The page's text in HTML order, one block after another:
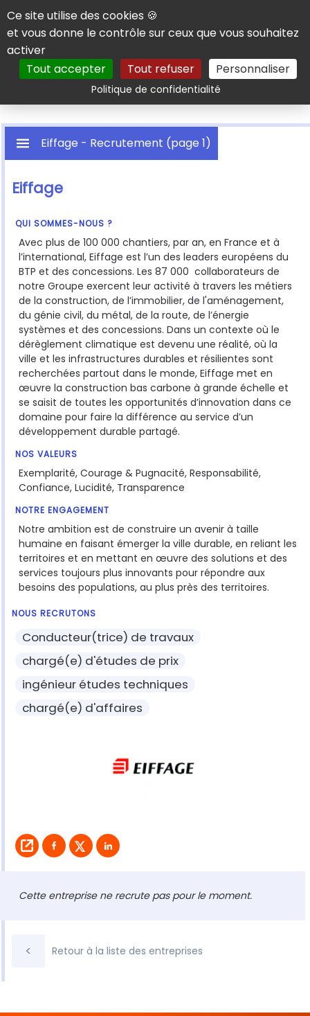
Panneau de gestion des cookies
Ce site utilise des cookies 🍪
et vous donne le contrôle sur ceux que vous souhaitez
activer
Tout accepter
Tout refuser Personnaliser
Politique de confidentialitéRechercher
Eiffage - Recrutement (page 1)
Eiffage
QUI SOMMES-NOUS ?
Avec plus de 100 000 chantiers, par an, en France et à
l’international, Eiffage est l’un des leaders européens du
BTP et des concessions. Les 87 000 collaborateurs de
notre Groupe exercent leur activité à travers les métiers
de la construction, de l’immobilier, de l'aménagement,
du génie civil, du métal, de la route, de l’énergie
systèmes et des concessions. Dans un contexte où le
dérèglement climatique est devenu une réalité, où la
ville et les infrastructures durables et résilientes sont
recherchées partout dans le monde, Eiffage met en
œuvre la construction bas carbone à grande échelle et
se saisit de toutes les opportunités d’innovation dans ce
domaine pour faire la différence au service d’un
développement durable partagé.
NOS VALEURS
Exemplarité, Courage & Pugnacité, Responsabilité,
Confiance, Lucidité, Transparence
NOTRE ENGAGEMENT
Notre ambition est de construire un avenir à taille
humaine en faisant émerger la ville durable, en reliant les
territoires et en mettant en œuvre des solutions et des
services toujours plus innovants pour répondre aux
besoins des populations, au plus près des territoires.
NOUS RECRUTONS
Conducteur(trice) de travaux
chargé(e) d'études de prix
ingénieur études techniques
chargé(e) d'affaires
Cette entreprise ne recrute pas pour le moment.
< Retour à la liste des entreprises